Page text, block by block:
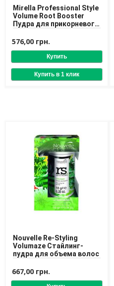
Mirella Professional Style
Volume Root Booster
Пудра для прикорневого
576,00 грн.
Nouvelle Re-Styling
Volumaze Стайлинг-
пудра для объема волос
667,00 грн.